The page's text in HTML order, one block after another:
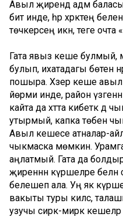
Авыл җирендә адәм
бит инде, һәр хәрәкәтең
төчкерәсең икән, теге очта
Гата явыз кеше булмый,
булып, ихатадагы бөтен
пошыра. Хәзер кеше
йөрми инде, район
кайта да хәтта кибеткә дә
утырмый, капка төбенә
Авыл кешесе атналар-
чыкмаска мөмкин.
аңлатмый. Гата да
җиреннән күршеләре белән
белешеп ала. Уң як
вакыты туры килсә,
узучы сирәк-мирәк кешеләр